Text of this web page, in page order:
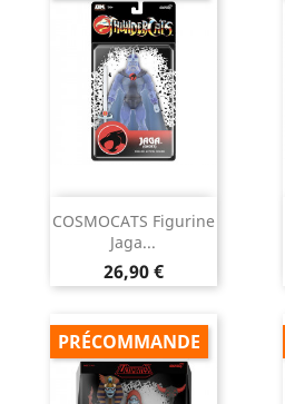
COSMOCATS Figurine
Jaga...
Prix
26,90 €
PRÉCOMMANDE